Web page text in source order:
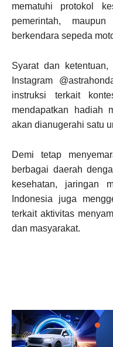
mematuhi protokol
pemerintah,
berkendara sepeda
Syarat dan
Instagram
instruksi terkait
mendapatkan hadiah
akan dianugerahi satu
Demi tetap
berbagai daerah
kesehatan, jaringan
Indonesia juga
terkait aktivitas
dan masyarakat.